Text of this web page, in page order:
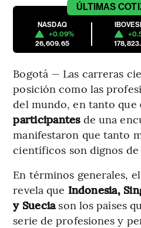
ÚLTIMAS
NASDAQ
+0.09%
26,609.65
Bogotá — Las carreras
posición como las
del mundo, en tanto que
participantes de una
manifestaron que tanto
científicos son dignos
En términos generales,
revela que Indonesia,
y Sueciason los países
serie de profesiones y